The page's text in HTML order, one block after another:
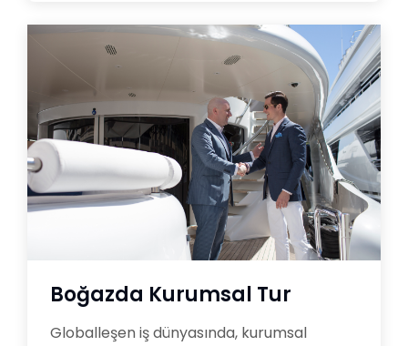
Boğazda Kurumsal Tur
Globalleşen iş dünyasında, kurumsal